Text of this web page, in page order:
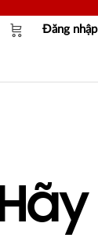
Đăng nhập